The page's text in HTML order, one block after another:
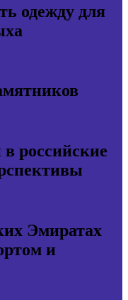
одежду для
российские
Эмиратах
и